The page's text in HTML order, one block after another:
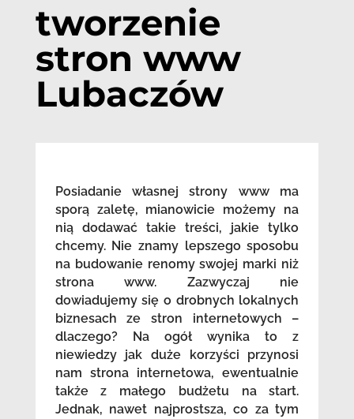
tworzenie
stron www
Lubaczów
Posiadanie własnej strony www ma
sporą zaletę, mianowicie możemy na
nią dodawać takie treści, jakie tylko
chcemy. Nie znamy lepszego sposobu
na budowanie renomy swojej marki niż
strona www. Zazwyczaj nie
dowiadujemy się o drobnych lokalnych
biznesach ze stron internetowych –
dlaczego? Na ogół wynika to z
niewiedzy jak duże korzyści przynosi
nam strona internetowa, ewentualnie
także z małego budżetu na start.
Jednak, nawet najprostsza, co za tym